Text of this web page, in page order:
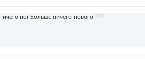
нет Больше ничего нового